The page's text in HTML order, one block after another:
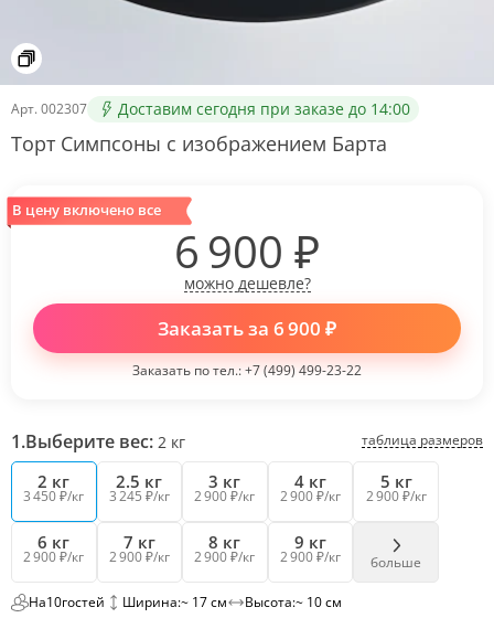
Арт. 002307 Доставим сегодня при заказе до 14:00
Торт Симпсоны с изображением Барта
1.Выберите вес: 2 кг таблица размеров
2 кг
3 450 ₽/кг
2.5 кг
3 245 ₽/кг
3 кг
2 900 ₽/кг
4 кг
2 900 ₽/кг
5 кг
2 900 ₽/кг
6 кг
2 900 ₽/кг
7 кг
2 900 ₽/кг
8 кг
2 900 ₽/кг
9 кг
2 900 ₽/кг больше
На10гостей Ширина:~ 17 см Высота:~ 10 см
В цену включено все
6 900 ₽
можно дешевле?
Заказать за 6 900 ₽
Заказать по тел.:+7 (499) 499-23-22